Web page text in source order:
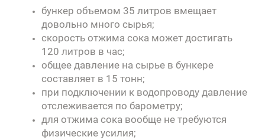
бункер объемом 35 литров вмещает
довольно много сырья;
скорость отжима сока может достигать
120 литров в час;
общее давление на сырье в бункере
составляет в 15 тонн;
при подключении к водопроводу давление
отслеживается по барометру;
для отжима сока вообще не требуются
физические усилия;